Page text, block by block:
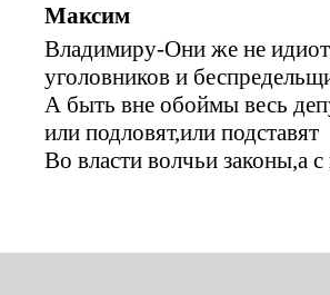
Максим
Владимиру-Они же не
уголовников и
А быть вне обоймы весь
или подловят,или подставят
Во власти волчьи законы,а